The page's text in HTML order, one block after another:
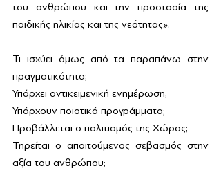
του ανθρώπου και την προστασία της
παιδικής ηλικίας και της νεότητας».
Τι ισχύει όμως από τα παραπάνω στην
πραγματικότητα;
Υπάρχει αντικειμενική ενημέρωση;
Υπάρχουν ποιοτικά προγράμματα;
Προβάλλεται ο πολιτισμός της Χώρας;
Τηρείται ο απαιτούμενος σεβασμός στην
αξία του ανθρώπου;